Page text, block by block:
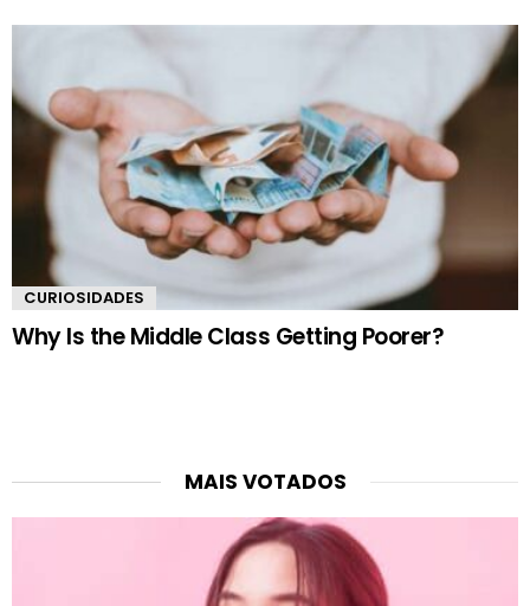
CURIOSIDADES
Why Is the Middle Class Getting Poorer?
MAIS VOTADOS